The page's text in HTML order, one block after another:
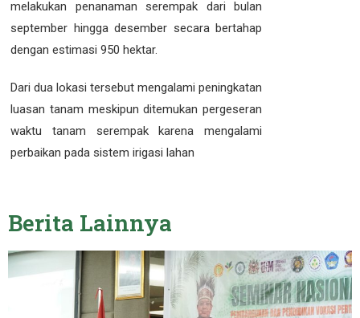
melakukan penanaman serempak dari bulan
september hingga desember secara bertahap
dengan estimasi 950 hektar.
Dari dua lokasi tersebut mengalami peningkatan
luasan tanam meskipun ditemukan pergeseran
waktu tanam serempak karena mengalami
perbaikan pada sistem irigasi lahan
Berita Lainnya